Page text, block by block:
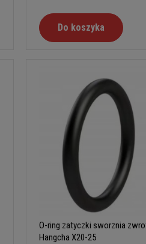
Do koszyka
O-ring zatyczki sworznia
Hangcha X20-25